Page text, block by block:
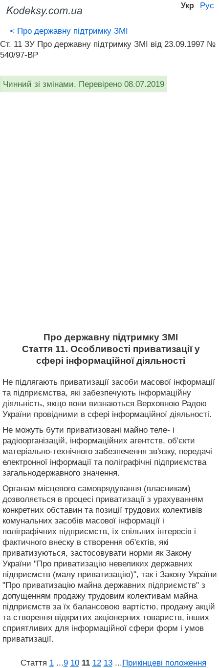
Укр Рус
< Про державну підтримку ЗМІ
Ст. 11 ЗУ Про державну підтримку ЗМІ від 23.09.1997 №
540/97-ВР
Чинний зі змінами. Перевірено 08.07.2019
Про державну підтримку ЗМІ
Стаття 11. Особливості приватизації у
сфері інформаційної діяльності
Не підлягають приватизації засоби масової інформації
та підприємства, які забезпечують інформаційну
діяльність, якщо вони визнаються Верховною Радою
України провідними в сфері інформаційної діяльності.
Не можуть бути приватизовані майно теле- і
радіоорганізацій, інформаційних агентств, об'єкти
матеріально-технічного забезпечення зв'язку, передачі
електронної інформації та поліграфічні підприємства
загальнодержавного значення.
Органам місцевого самоврядування (власникам)
дозволяється в процесі приватизації з урахуванням
конкретних обставин та позиції трудових колективів
комунальних засобів масової інформації і
поліграфічних підприємств, їх спільних інтересів і
фактичного внеску в створення об'єктів, які
приватизуються, застосовувати норми як Закону
України "Про приватизацію невеликих державних
підприємств (малу приватизацію)", так і Закону України
"Про приватизацію майна державних підприємств" з
допущенням продажу трудовим колективам майна
підприємств за їх балансовою вартістю, продажу акцій
та створення відкритих акціонерних товариств, інших
сприятливих для інформаційної сфери форм і умов
приватизації.
Стаття 1 ...9 10 11 12 13 ...Прикінцеві положення